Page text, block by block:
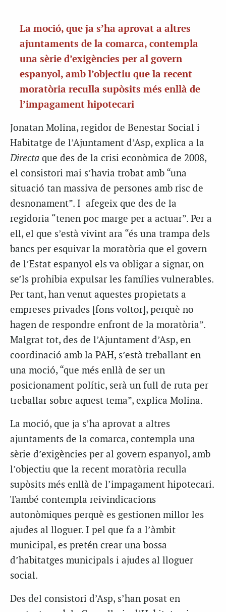
La moció, que ja s’ha aprovat a altres
ajuntaments de la comarca, contempla
una sèrie d’exigències per al govern
espanyol, amb l’objectiu que la recent
moratòria reculla supòsits més enllà de
l’impagament hipotecari
Jonatan Molina, regidor de Benestar Social i
Habitatge de l’Ajuntament d’Asp, explica a la
Directa que des de la crisi econòmica de 2008,
el consistori mai s’havia trobat amb “una
situació tan massiva de persones amb risc de
desnonament”. I afegeix que des de la
regidoria “tenen poc marge per a actuar”. Per a
ell, el que s’està vivint ara “és una trampa dels
bancs per esquivar la moratòria que el govern
de l’Estat espanyol els va obligar a signar, on
se’ls prohibia expulsar les famílies vulnerables.
Per tant, han venut aquestes propietats a
empreses privades [fons voltor], perquè no
hagen de respondre enfront de la moratòria”.
Malgrat tot, des de l’Ajuntament d’Asp, en
coordinació amb la PAH, s’està treballant en
una moció, “que més enllà de ser un
posicionament polític, serà un full de ruta per
treballar sobre aquest tema”, explica Molina.
La moció, que ja s’ha aprovat a altres
ajuntaments de la comarca, contempla una
sèrie d’exigències per al govern espanyol, amb
l’objectiu que la recent moratòria reculla
supòsits més enllà de l’impagament hipotecari.
També contempla reivindicacions
autonòmiques perquè es gestionen millor les
ajudes al lloguer. I pel que fa a l’àmbit
municipal, es pretén crear una bossa
d’habitatges municipals i ajudes al lloguer
social.
Des del consistori d’Asp, s’han posat en